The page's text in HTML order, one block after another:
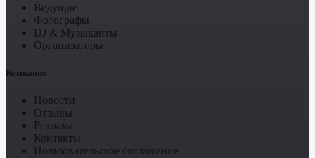
Ведущие
Фотографы
DJ & Музыканты
Организаторы
Компания
Новости
Отзывы
Реклама
Контакты
Пользовательское соглашение